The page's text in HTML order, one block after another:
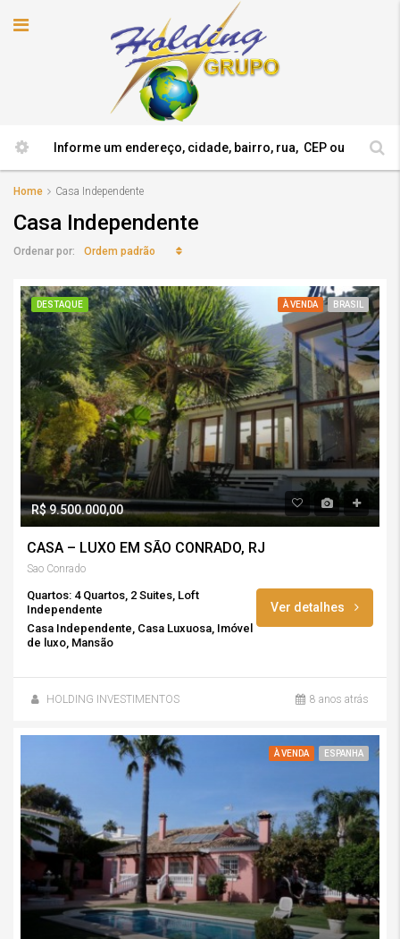
Home Casa Independente
Casa Independente
Ordenar por: Ordem padrão
DESTAQUE À VENDA BRASIL
R$ 9.500.000,00
CASA – LUXO EM SÃO CONRADO, RJ
Sao Conrado
Quartos: 4 Quartos, 2 Suites, Loft
Independente
Casa Independente, Casa Luxuosa, Imóvel
de luxo, Mansão
Ver detalhes
HOLDING INVESTIMENTOS 8 anos atrás
À VENDA ESPANHA